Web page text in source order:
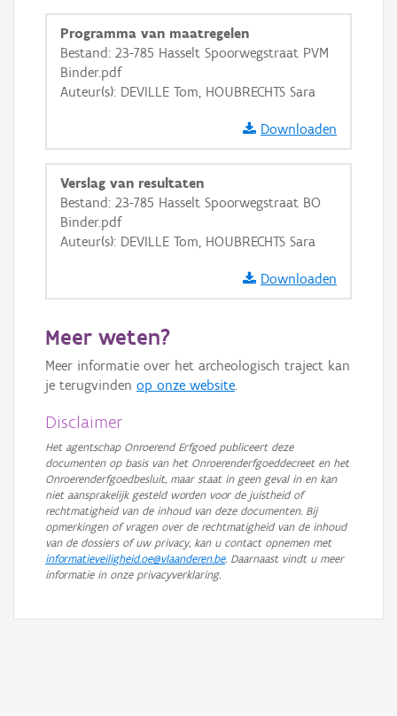
i
+
Basis Lagen
OSM-Basiskaart
GRB-Basiskaart
GRB-Basiskaart in grijswaarden
Programma van maatregelen
Bestand: 23-785 Hasselt Spoorwegstraat PVM
Binder.pdf
Auteur(s): DEVILLE Tom, HOUBRECHTS Sara
Downloaden
Verslag van resultaten
Bestand: 23-785 Hasselt Spoorwegstraat BO
Binder.pdf
Auteur(s): DEVILLE Tom, HOUBRECHTS Sara
Downloaden
Meer weten?
Meer informatie over het archeologisch traject kan
je terugvinden op onze website.
Disclaimer
Het agentschap Onroerend Erfgoed publiceert deze
documenten op basis van het Onroerenderfgoeddecreet en het
Onroerenderfgoedbesluit, maar staat in geen geval in en kan
niet aansprakelijk gesteld worden voor de juistheid of
rechtmatigheid van de inhoud van deze documenten. Bij
opmerkingen of vragen over de rechtmatigheid van de inhoud
van de dossiers of uw privacy, kan u contact opnemen met
informatieveiligheid.oe@vlaanderen.be. Daarnaast vindt u meer
informatie in onze privacyverklaring.